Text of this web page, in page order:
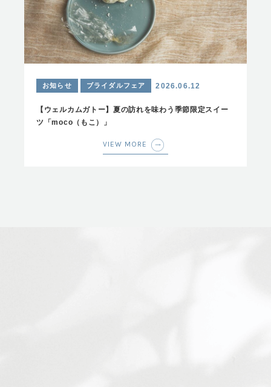
お知らせ ブライダルフェア 2026.06.12
【ウェルカムガトー】夏の訪れを味わう季節限定スイー
ツ「moco（もこ）」
VIEW MORE